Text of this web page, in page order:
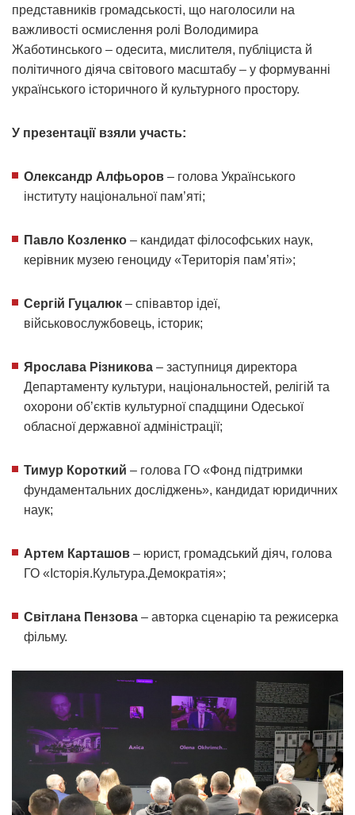
представників громадськості, що наголосили на
важливості осмислення ролі Володимира
Жаботинського – одесита, мислителя, публіциста й
політичного діяча світового масштабу – у формуванні
українського історичного й культурного простору.
У презентації взяли участь:
Олександр Алфьоров – голова Українського
інституту національної пам’яті;
Павло Козленко – кандидат філософських наук,
керівник музею геноциду «Територія пам’яті»;
Сергій Гуцалюк – співавтор ідеї,
військовослужбовець, історик;
Ярослава Різникова – заступниця директора
Департаменту культури, національностей, релігій та
охорони об’єктів культурної спадщини Одеської
обласної державної адміністрації;
Тимур Короткий – голова ГО «Фонд підтримки
фундаментальних досліджень», кандидат юридичних
наук;
Артем Карташов – юрист, громадський діяч, голова
ГО «Історія.Культура.Демократія»;
Світлана Пензова – авторка сценарію та режисерка
фільму.